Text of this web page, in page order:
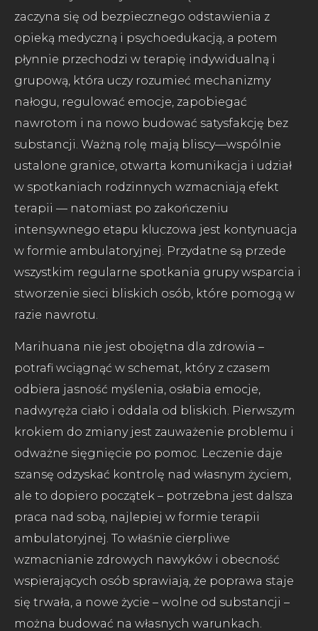
zaczyna się od bezpiecznego odstawienia z
opieką medyczną i psychoedukacją, a potem
płynnie przechodzi w terapię indywidualną i
grupową, która uczy rozumieć mechanizmy
nałogu, regulować emocje, zapobiegać
nawrotom i na nowo budować satysfakcję bez
substancji. Ważną rolę mają bliscy—wspólnie
ustalone granice, otwarta komunikacja i udział
w spotkaniach rodzinnych wzmacniają efekt
terapii — natomiast po zakończeniu
intensywnego etapu kluczowa jest kontynuacja
w formie ambulatoryjnej. Przydatne są przede
wszystkim regularne spotkania grupy wsparcia i
stworzenie sieci bliskich osób, które pomogą w
razie nawrotu.
Marihuana nie jest obojętna dla zdrowia –
potrafi wciągnąć w schemat, który z czasem
odbiera jasność myślenia, osłabia emocje,
nadwyręża ciało i oddala od bliskich. Pierwszym
krokiem do zmiany jest zauważenie problemu i
odważne sięgnięcie po pomoc. Leczenie daje
szansę odzyskać kontrolę nad własnym życiem,
ale to dopiero początek – potrzebna jest dalsza
praca nad sobą, najlepiej w formie terapii
ambulatoryjnej. To właśnie cierpliwe
wzmacnianie zdrowych nawyków i obecność
wspierających osób sprawiają, że poprawa staje
się trwała, a nowe życie – wolne od substancji –
można budować na własnych warunkach.